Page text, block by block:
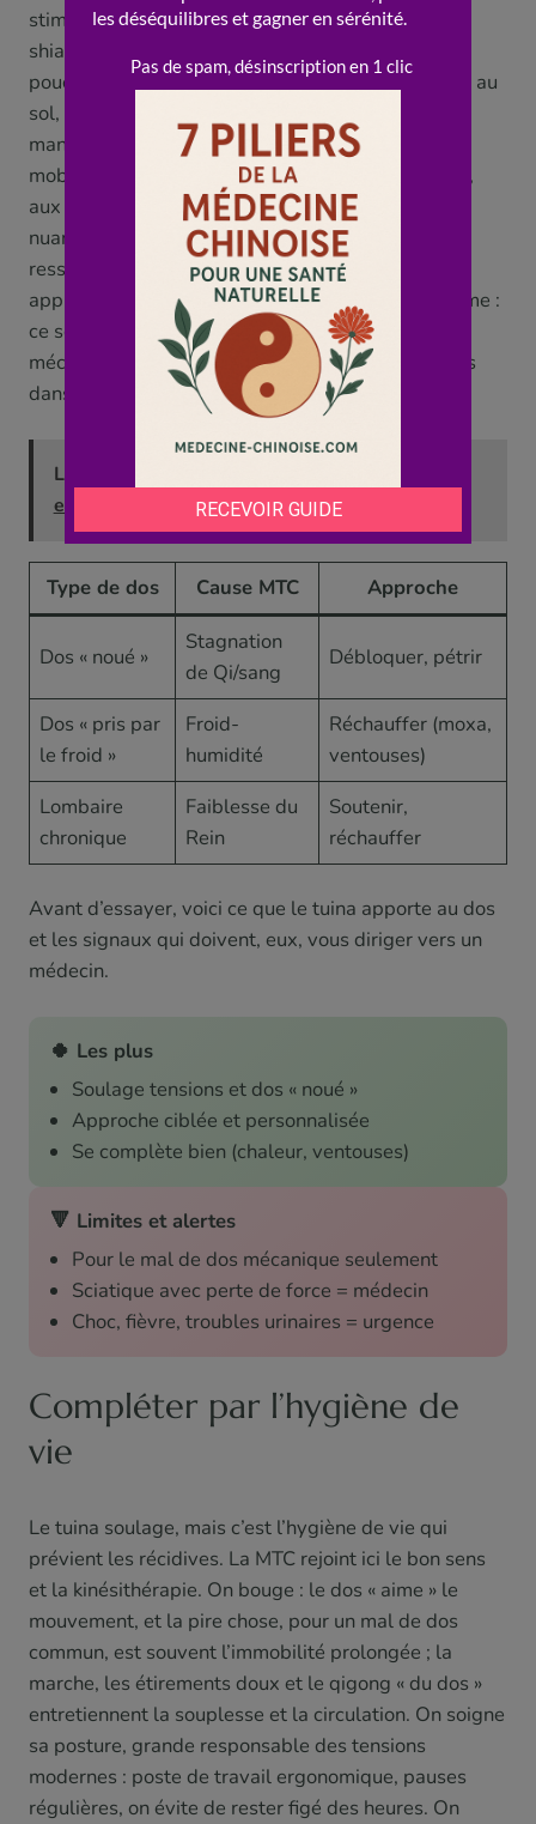
stimulation des points et des méridiens, mais le
shiatsu privilégie la pression (souvent avec les
pouces et le poids du corps) et se pratique habillé au
sol, tandis que le tuina dispose d’une palette de
manœuvres plus large (pétrissages, frictions,
mobilisations) et s’inscrit pleinement dans la MTC,
aux côtés de l’acupuncture et des plantes. Ces
nuances comptent moins, au fond, que le résultat
ressenti : chacun peut préférer l’une ou l’autre
approche. Le point commun essentiel reste le même :
ce sont des soutiens manuels du mal de dos
mécanique, à choisir selon ses affinités, et toujours
dans le respect des limites de sécurité.
Lire aussi :
en médecine chinoise ?
Type de dos Cause MTC Approche
Dos « noué »
Stagnation
de Qi/sang
Débloquer, pétrir
Dos « pris par
le froid »
Froid-
humidité
Réchauffer (moxa,
ventouses)
Lombaire
chronique
Faiblesse du
Rein
Soutenir,
réchauffer
Avant d’essayer, voici ce que le tuina apporte au dos
et les signaux qui doivent, eux, vous diriger vers un
médecin.
🍀 Les plus
Soulage tensions et dos « noué »
Approche ciblée et personnalisée
Se complète bien (chaleur, ventouses)
🔻 Limites et alertes
Pour le mal de dos mécanique seulement
Sciatique avec perte de force = médecin
Choc, fièvre, troubles urinaires = urgence
Compléter par l’hygiène de
vie
Le tuina soulage, mais c’est l’hygiène de vie qui
prévient les récidives. La MTC rejoint ici le bon sens
et la kinésithérapie. On bouge : le dos « aime » le
mouvement, et la pire chose, pour un mal de dos
commun, est souvent l’immobilité prolongée ; la
marche, les étirements doux et le qigong « du dos »
entretiennent la souplesse et la circulation. On soigne
sa posture, grande responsable des tensions
modernes : poste de travail ergonomique, pauses
régulières, on évite de rester figé des heures. On